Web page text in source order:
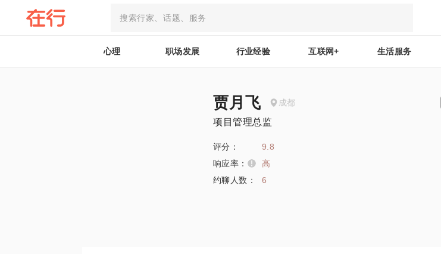
心理 职场发展 行业经验 互联网+ 生活服务
贾月飞 成都
项目管理总监
评分：
9.8
响应率：
高
约聊人数：
6